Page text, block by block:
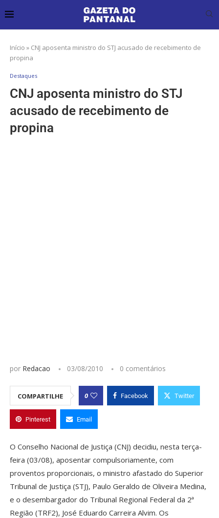
Início » CNJ aposenta ministro do STJ acusado de recebimento de
propina
Destaques
CNJ aposenta ministro do STJ
acusado de recebimento de
propina
por Redacao 03/08/2010 0 comentários
COMPARTILHE 0 Facebook Twitter
Pinterest Email
O Conselho Nacional de Justiça (CNJ) decidiu, nesta terça-
feira (03/08), aposentar compulsoriamente, com
proventos proporcionais, o ministro afastado do Superior
Tribunal de Justiça (STJ), Paulo Geraldo de Oliveira Medina,
e o desembargador do Tribunal Regional Federal da 2ª
Região (TRF2), José Eduardo Carreira Alvim. Os